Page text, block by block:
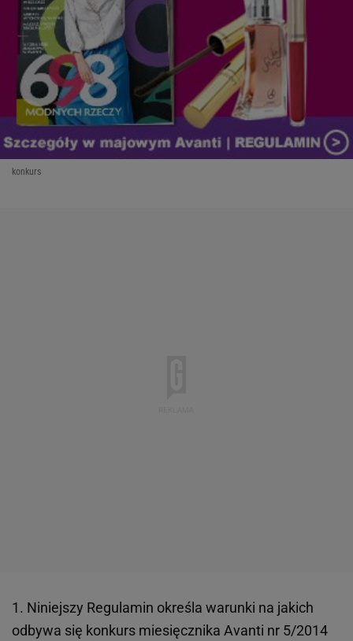
konkurs
1. Niniejszy Regulamin określa warunki na jakich
odbywa się konkurs miesięcznika Avanti nr 5/2014